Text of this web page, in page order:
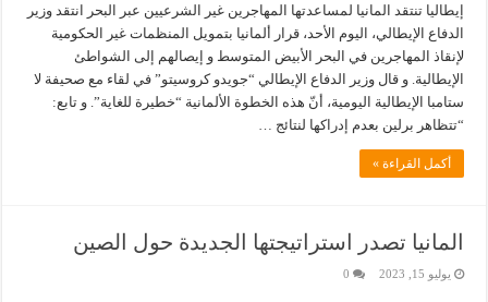
إيطاليا تنتقد المانيا لمساعدتها المهاجرين غير الشرعيين عبر البحر انتقد وزير
الدفاع الإيطالي، اليوم الأحد، قرار ألمانيا بتمويل المنظمات غير الحكومية
لإنقاذ المهاجرين في البحر الأبيض المتوسط و إيصالهم إلى الشواطئ
الإيطالية. و قال وزير الدفاع الإيطالي “جويدو كروسيتو” في لقاء مع صحيفة لا
ستامبا الإيطالية اليومية، أنّ هذه الخطوة الألمانية “خطيرة للغاية”. و تابع:
“تتظاهر برلين بعدم إدراكها لنتائج …
أكمل القراءة »
المانيا تصدر استراتيجتها الجديدة حول الصين
يوليو 15, 2023 0